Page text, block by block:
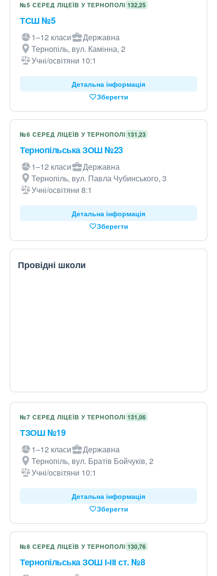
№5 СЕРЕД ЛІЦЕЇВ У ТЕРНОПОЛІ 132,25
ТСШ №5
1–12 класи
Державна
Тернопіль, вул. Камінна, 2
Учні/освітяни 10:1
Детальна інформація
Зберегти
№6 СЕРЕД ЛІЦЕЇВ У ТЕРНОПОЛІ 131,23
Тернопільська ЗОШ №23
1–12 класи
Державна
Тернопіль, вул. Павла Чубинського, 3
Учні/освітяни 8:1
Детальна інформація
Зберегти
Провідні школи
№7 СЕРЕД ЛІЦЕЇВ У ТЕРНОПОЛІ 131,06
ТЗОШ №19
1–12 класи
Державна
Тернопіль, вул. Братів Бойчуків, 2
Учні/освітяни 10:1
Детальна інформація
Зберегти
№8 СЕРЕД ЛІЦЕЇВ У ТЕРНОПОЛІ 130,76
Тернопільська ЗОШ І-ІІІ ст. №8